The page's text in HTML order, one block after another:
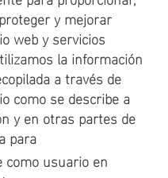
y mejorar
web y servicios
la información
a través de
como se describe a
y en otras partes de
para
como usuario en